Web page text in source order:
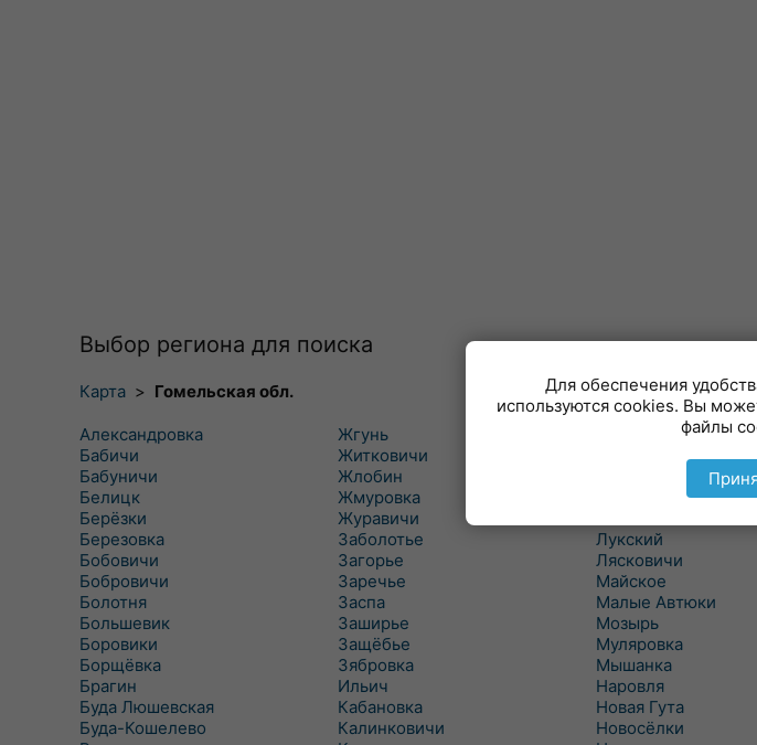
Выбор региона для поиска
Карта > Гомельская обл.
Александровка
Бабичи
Бабуничи
Белицк
Берёзки
Березовка
Бобовичи
Бобровичи
Болотня
Большевик
Боровики
Борщёвка
Брагин
Буда Люшевская
Буда-Кошелево
Жгунь
Житковичи
Жлобин
Жмуровка
Журавичи
Заболотье
Загорье
Заречье
Заспа
Заширье
Защёбье
Зябровка
Ильич
Кабановка
Калинковичи
Лукский
Лясковичи
Майское
Малые Автюки
Мозырь
Муляровка
Мышанка
Наровля
Новая Гута
Новосёлки
Для обеспечения
используются cookies. Вы
файлы